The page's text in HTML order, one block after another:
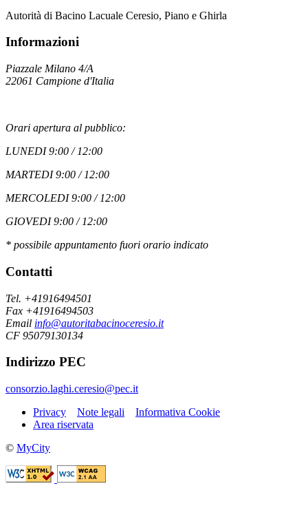
Autorità di Bacino Lacuale Ceresio, Piano e Ghirla
Informazioni
Piazzale Milano 4/A
22061 Campione d'Italia
Orari apertura al pubblico:
LUNEDI 9:00 / 12:00
MARTEDI 9:00 / 12:00
MERCOLEDI 9:00 / 12:00
GIOVEDI 9:00 / 12:00
* possibile appuntamento fuori orario indicato
Contatti
Tel. +41916494501
Fax +41916494503
Email info@autoritabacinoceresio.it
CF 95079130134
Indirizzo PEC
consorzio.laghi.ceresio@pec.it
Privacy
Note legali
Informativa Cookie
Area riservata
© MyCity